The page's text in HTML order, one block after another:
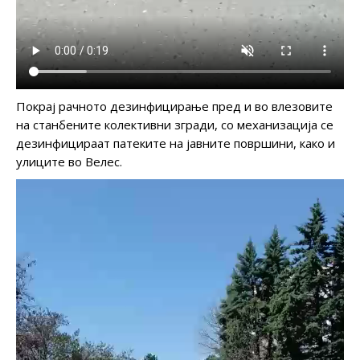
Покрај рачното дезинфицирање пред и во влезовите
на станбените колективни згради, со механизација се
дезинфицираат патеките на јавните површини, како и
улиците во Велес.